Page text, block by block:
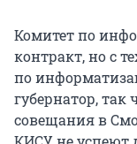
Комитет по
контракт, но с
по
губернатор, так
совещания в